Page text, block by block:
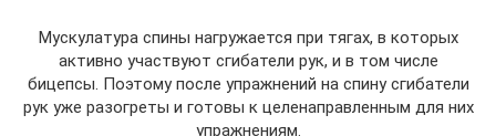
Мускулатура спины нагружается при тягах, в которых
активно участвуют сгибатели рук, и в том числе
бицепсы. Поэтому после упражнений на спину сгибатели
рук уже разогреты и готовы к целенаправленным для них
упражнениям.